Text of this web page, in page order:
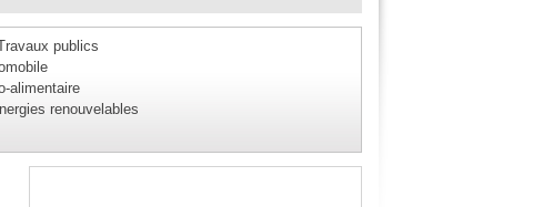
publics
alimentaire
renouvelables